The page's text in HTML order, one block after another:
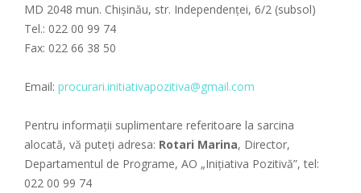
MD 2048 mun. Chişinău, str. Independenţei, 6/2 (subsol)
Tel.: 022 00 99 74
Fax: 022 66 38 50
Email: procurari.initiativapozitiva@gmail.com
Pentru informaţii suplimentare referitoare la sarcina
alocată, vă puteţi adresa: Rotari Marina, Director,
Departamentul de Programe, AO „Inițiativa Pozitivă”, tel:
022 00 99 74